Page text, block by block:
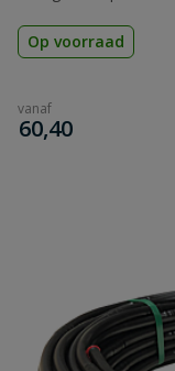
Op voorraad
vanaf
€
60,40